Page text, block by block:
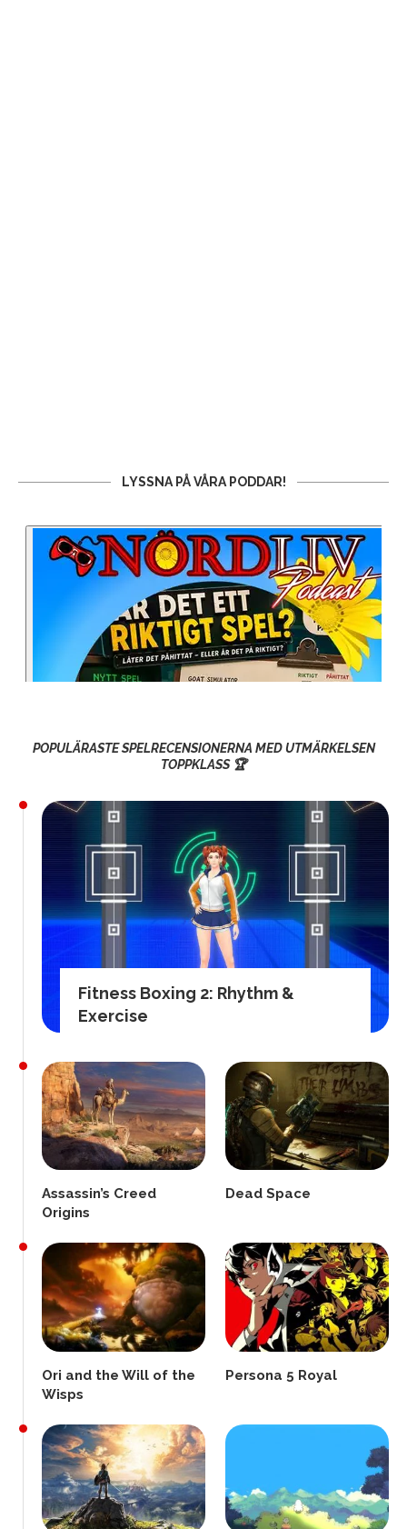
LYSSNA PÅ VÅRA PODDAR!
POPULÄRASTE SPELRECENSIONERNA MED UTMÄRKELSEN
TOPPKLASS 🏆
Fitness Boxing 2: Rhythm &
Exercise
Assassin’s Creed
Origins
Dead Space
Ori and the Will of the
Wisps
Persona 5 Royal